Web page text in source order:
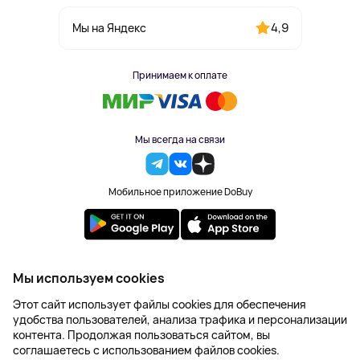
Мы на Яндекс 4,9
Принимаем к оплате
Мы всегда на связи
Мобильное приложение DoBuy
2023-2026 © DoBuy. Все права защищены
Правила обработки персональных данных
Пользовательское соглашение
Оферта
Создание сайта – NetLab
Мы используем cookies
Этот сайт использует файлы cookies для обеспечения
удобства пользователей, анализа трафика и персонализации
контента. Продолжая пользоваться сайтом, вы
соглашаетесь с использованием файлов cookies.